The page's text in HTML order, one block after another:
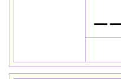
ー